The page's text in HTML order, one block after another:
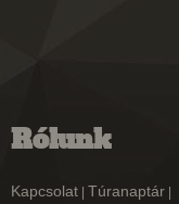
Rólunk
Kapcsolat Túranaptár